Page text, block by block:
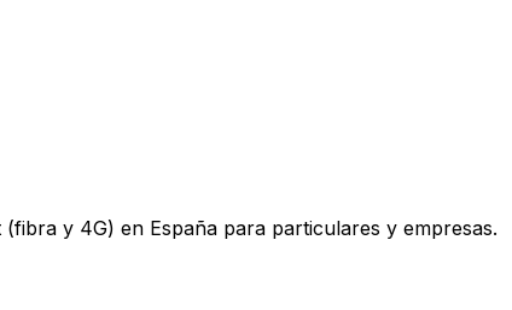
y 4G) en España para particulares y empresas.